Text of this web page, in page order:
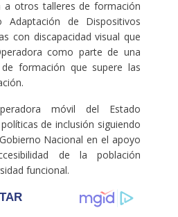
a otros talleres de formación
de Dispositivos
con discapacidad visual que
como parte de una
formación que supere las
móvil del Estado
de inclusión siguiendo
Nacional en el apoyo
de la población
funcional.